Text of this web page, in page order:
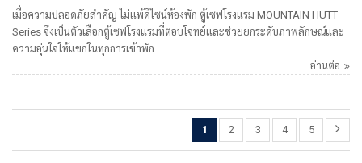
เมื่อความปลอดภัยสำคัญ ไม่แพ้ดีไซน์ห้องพัก ตู้เซฟโรงแรม MOUNTAIN HUTT
Series จึงเป็นตัวเลือกตู้เซฟโรงแรมที่ตอบโจทย์และช่วยยกระดับภาพลักษณ์และ
ความอุ่นใจให้แขกในทุกการเข้าพัก
อ่านต่อ
1 2 3 4 5